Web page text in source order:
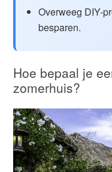
Overweeg DIY-
besparen.
Hoe bepaal je
zomerhuis?